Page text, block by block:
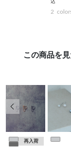
込
2
この商品を
再入荷
前の画像